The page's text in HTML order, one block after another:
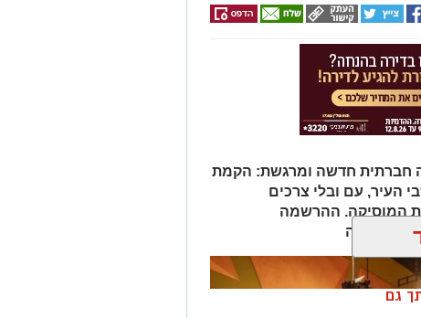
חברתית חדשה ומרגשת: הקמת
העיר, עם ובלי צרכים
המוסיקה. ההרשמה
גם